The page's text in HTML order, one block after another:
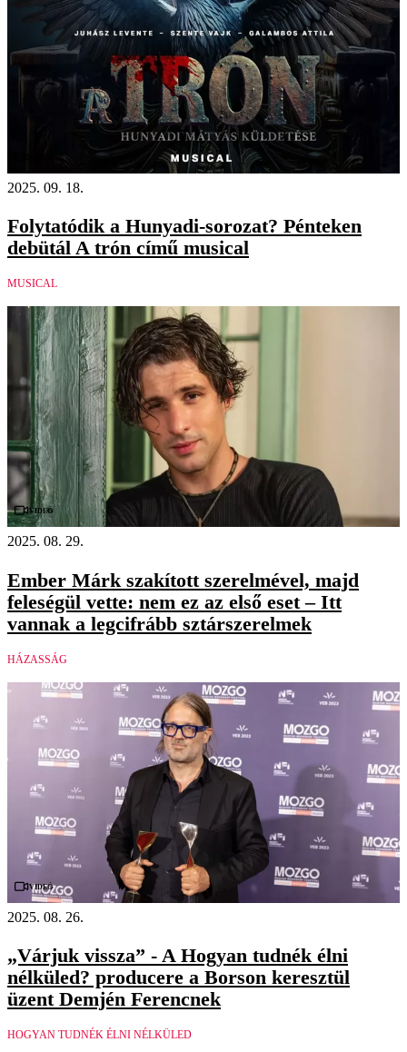
2025. 09. 18.
Folytatódik a Hunyadi-sorozat? Pénteken
debütál A trón című musical
MUSICAL
Videó
2025. 08. 29.
Ember Márk szakított szerelmével, majd
feleségül vette: nem ez az első eset – Itt
vannak a legcifrább sztárszerelmek
HÁZASSÁG
Videó
2025. 08. 26.
„Várjuk vissza” - A Hogyan tudnék élni
nélküled? producere a Borson keresztül
üzent Demjén Ferencnek
HOGYAN TUDNÉK ÉLNI NÉLKÜLED